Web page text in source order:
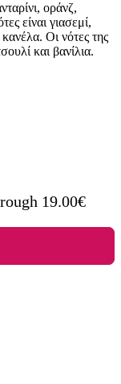
οράνζ,
είναι γιασεμί,
Οι νότες της
και βανίλια.
19.00€